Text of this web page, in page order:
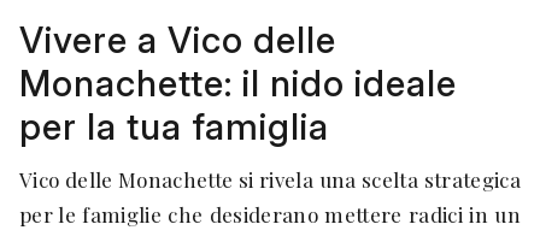
Vivere a Vico delle
Monachette: il nido ideale
per la tua famiglia
Vico delle Monachette si rivela una scelta strategica
per le famiglie che desiderano mettere radici in un